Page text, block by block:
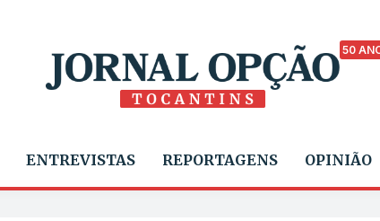
50
ENTREVISTAS REPORTAGENS OPINIÃO